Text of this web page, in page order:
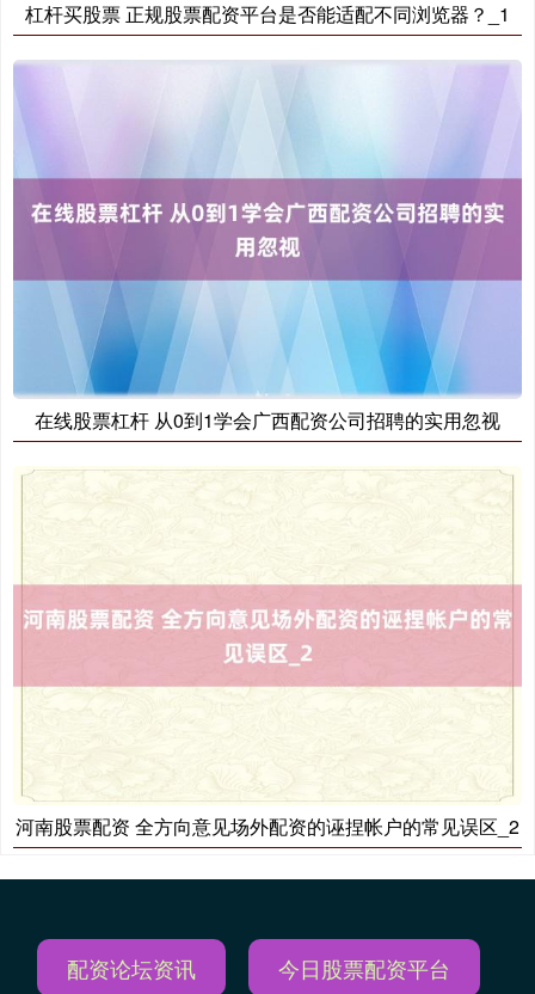
基金指数
国债指数 229.69 +0.10 +0.04%
期指IC0 7877.80 +164.40
杠杆买股票 正规股票配资平台是否能适配不同浏览器？_1
在线股票杠杆 从0到1学会广西配资公司招聘的实用忽视
河南股票配资 全方向意见场外配资的诬捏帐户的常见误区_2
配资论坛资讯 今日股票配资平台